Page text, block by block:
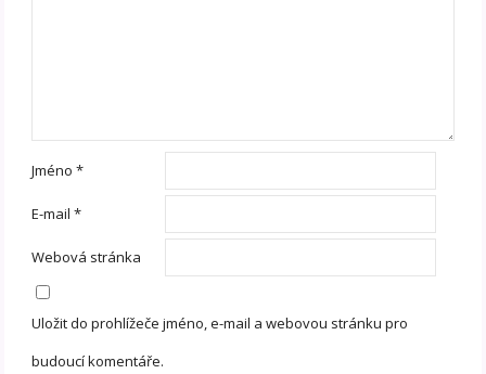
Jméno*
E-mail*
Webová stránka
Uložit do prohlížeče jméno, e-mail a webovou stránku pro
budoucí komentáře.